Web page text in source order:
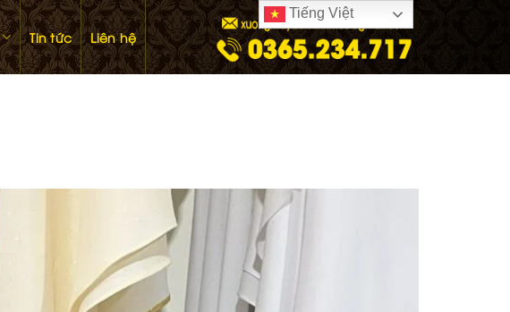
Tin tức Liên hệ
Tiếng Việt